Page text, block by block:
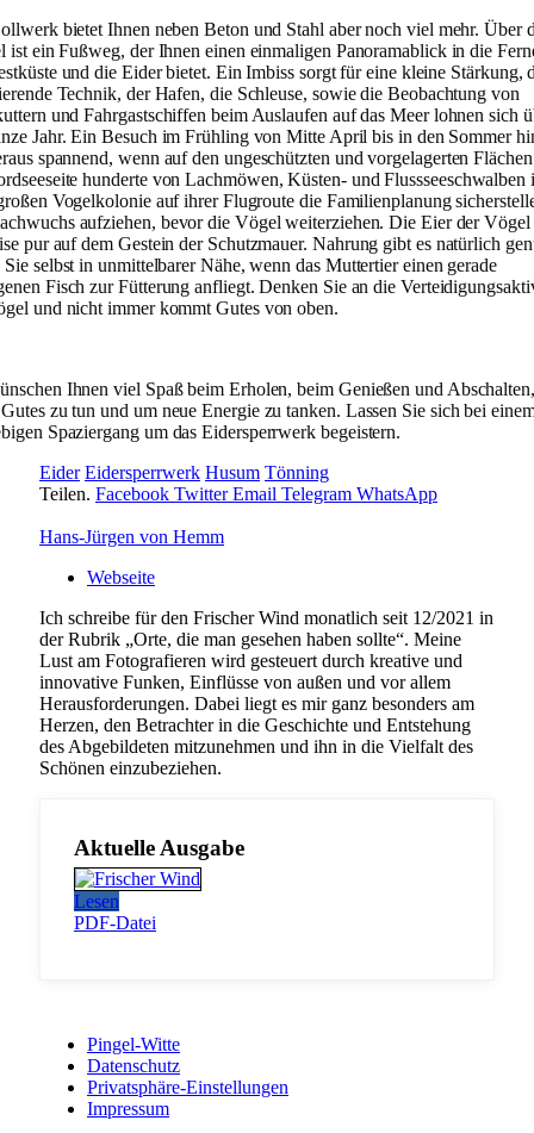
bietet Ihnen neben Beton und Stahl aber noch viel mehr. Über
ist ein Fußweg, der Ihnen einen einmaligen Panoramablick in die
und die Eider bietet. Ein Imbiss sorgt für eine kleine Stärkung,
Technik, der Hafen, die Schleuse, sowie die Beobachtung von
und Fahrgastschiffen beim Auslaufen auf das Meer lohnen sich
Jahr. Ein Besuch im Frühling von Mitte April bis in den Sommer
spannend, wenn auf den ungeschützten und vorgelagerten
hunderte von Lachmöwen, Küsten- und Flussseeschwalben
Vogelkolonie auf ihrer Flugroute die Familienplanung
aufziehen, bevor die Vögel weiterziehen. Die Eier der Vögel
pur auf dem Gestein der Schutzmauer. Nahrung gibt es natürlich
Sie selbst in unmittelbarer Nähe, wenn das Muttertier einen gerade
Fisch zur Fütterung anfliegt. Denken Sie an die
und nicht immer kommt Gutes von oben.
Ihnen viel Spaß beim Erholen, beim Genießen und
zu tun und um neue Energie zu tanken. Lassen Sie sich bei
Spaziergang um das Eidersperrwerk begeistern.
Eider Eidersperrwerk Husum Tönning
Teilen. Facebook Twitter Email Telegram WhatsApp
Hans-Jürgen von Hemm
Webseite
Ich schreibe für den Frischer Wind monatlich seit 12/2021 in
der Rubrik „Orte, die man gesehen haben sollte“. Meine
Lust am Fotografieren wird gesteuert durch kreative und
innovative Funken, Einflüsse von außen und vor allem
Herausforderungen. Dabei liegt es mir ganz besonders am
Herzen, den Betrachter in die Geschichte und Entstehung
des Abgebildeten mitzunehmen und ihn in die Vielfalt des
Schönen einzubeziehen.
Aktuelle Ausgabe
Lesen
PDF-Datei
Pingel-Witte
Datenschutz
Privatsphäre-Einstellungen
Impressum